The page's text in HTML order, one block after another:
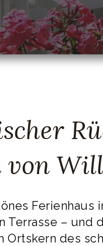
Terrasse – und
Ortskern des